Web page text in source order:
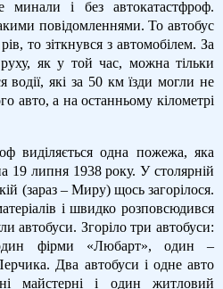
минали і без автокатастфроф.
повідомленнями. То автобус
то зіткнувся з автомобілем. За
як у той час, можна тільки
водії, які за 50 км їзди могли не
авто, а на останньому кілометрі
виділяється одна пожежа, яка
19 липня 1938 року. У столярній
(зараз – Миру) щось загорілося.
і швидко розповсюдився
автобуси. Згоріло три автобуси:
фірми «Любарт», один –
Два автобуси і одне авто
майстерні і один житловий